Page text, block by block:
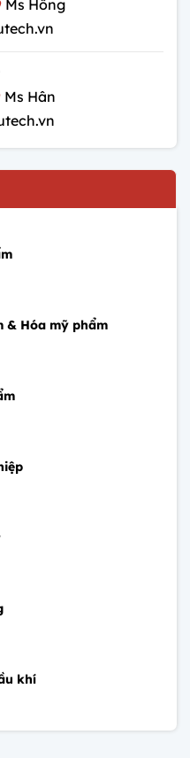
Ms Hồng
Ms Hân
& Hóa mỹ phẩm
khí